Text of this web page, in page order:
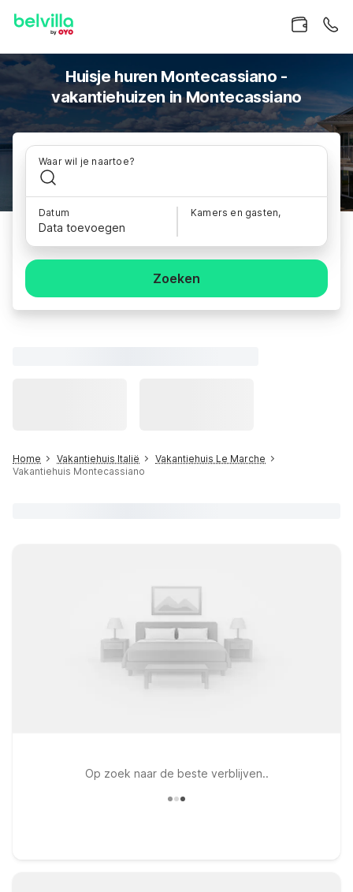
Huisje huren Montecassiano -
vakantiehuizen in Montecassiano
Waar wil je naartoe?
Datum
Data toevoegen
Kamers en gasten,
Zoeken
Home Vakantiehuis Italië
Vakantiehuis Le Marche
Vakantiehuis Montecassiano
Op zoek naar de beste verblijven..